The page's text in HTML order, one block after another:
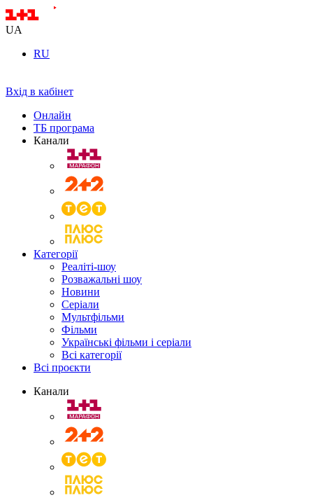
UA
RU
Вхід в кабінет
Онлайн
ТБ програма
Канали
Категорії
Реаліті-шоу
Розважальні шоу
Новини
Серіали
Мультфільми
Фільми
Українські фільми і серіали
Всі категорії
Всі проєкти
Канали